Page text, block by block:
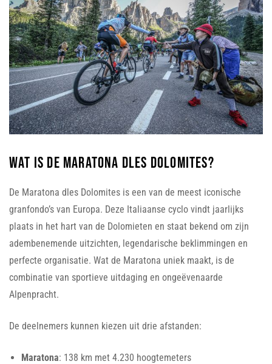
Wat is de Maratona dles Dolomites?
De Maratona dles Dolomites is een van de meest iconische
granfondo’s van Europa. Deze Italiaanse cyclo vindt jaarlijks
plaats in het hart van de Dolomieten en staat bekend om zijn
adembenemende uitzichten, legendarische beklimmingen en
perfecte organisatie. Wat de Maratona uniek maakt, is de
combinatie van sportieve uitdaging en ongeëvenaarde
Alpenpracht.
De deelnemers kunnen kiezen uit drie afstanden:
Maratona: 138 km met 4.230 hoogtemeters